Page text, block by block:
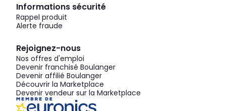
Informations sécurité
Rappel produit
Alerte fraude
Rejoignez-nous
Nos offres d'emploi
Devenir franchisé Boulanger
Devenir affilié Boulanger
Découvrir la Marketplace
Devenir vendeur sur la Marketplace